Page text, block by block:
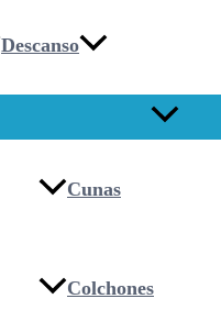
Descanso
Cunas
Colchones